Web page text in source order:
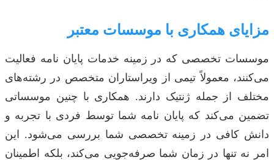
مزایای همکاری با موسسات معتبر
موسسات تخصصی که در زمینه خدمات پایان نامه فعالیت
می‌کنند، معمولاً تیمی از ویراستاران متخصص در رشته‌های
مختلف از جمله ژنتیک دارند. همکاری با چنین موسساتی
تضمین می‌کند که پایان نامه شما توسط فردی با تجربه و
دانش کافی در زمینه تخصصی شما بررسی می‌شود. این
امر نه تنها در زمان شما صرفه‌جویی می‌کند، بلکه اطمینان